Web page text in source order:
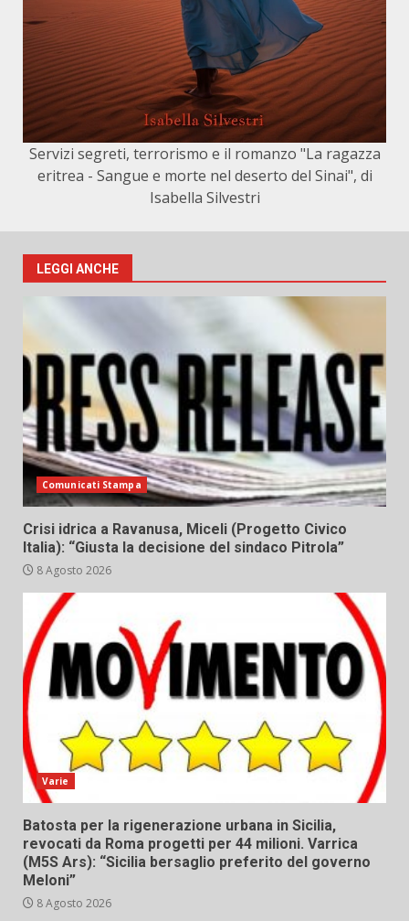
Servizi segreti, terrorismo e il romanzo "La ragazza
eritrea - Sangue e morte nel deserto del Sinai", di
Isabella Silvestri
LEGGI ANCHE
Comunicati Stampa
Crisi idrica a Ravanusa, Miceli (Progetto Civico
Italia): “Giusta la decisione del sindaco Pitrola”
8 Agosto 2026
Varie
Batosta per la rigenerazione urbana in Sicilia,
revocati da Roma progetti per 44 milioni. Varrica
(M5S Ars): “Sicilia bersaglio preferito del governo
Meloni”
8 Agosto 2026